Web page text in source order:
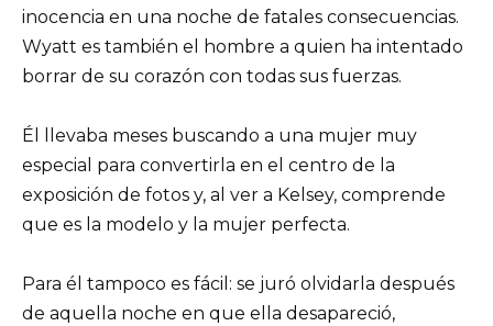
inocencia en una noche de fatales consecuencias.
Wyatt es también el hombre a quien ha intentado
borrar de su corazón con todas sus fuerzas.
Él llevaba meses buscando a una mujer muy
especial para convertirla en el centro de la
exposición de fotos y, al ver a Kelsey, comprende
que es la modelo y la mujer perfecta.
Para él tampoco es fácil: se juró olvidarla después
de aquella noche en que ella desapareció,